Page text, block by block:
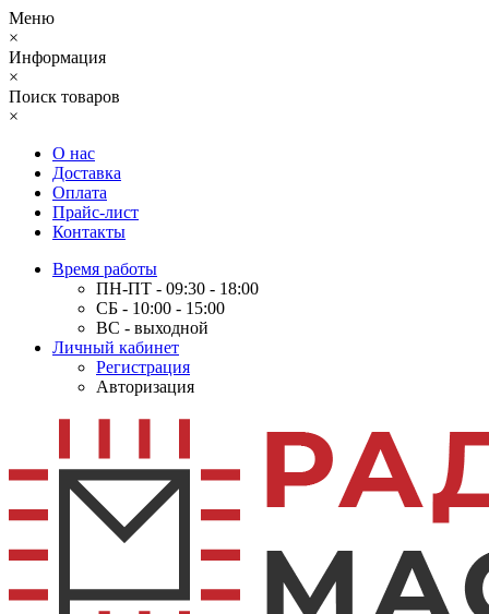
Меню
×
Информация
×
Поиск товаров
×
О нас
Доставка
Оплата
Прайс-лист
Контакты
Время работы
ПН-ПТ - 09:30 - 18:00
СБ - 10:00 - 15:00
ВС - выходной
Личный кабинет
Регистрация
Авторизация